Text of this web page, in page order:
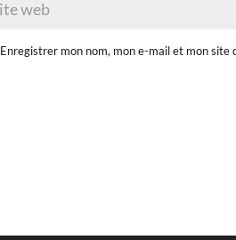
Enregistrer mon nom, mon e-mail et mon